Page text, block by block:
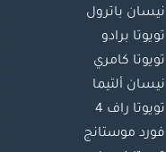
نيسان باترول
تويوتا برادو
تويوتا كامري
نيسان ألتيما
تويوتا راف 4
فورد موستانج